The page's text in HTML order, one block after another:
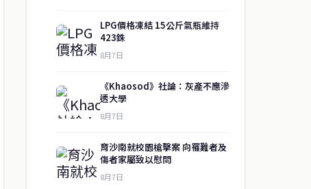
LPG價格凍結 15公斤氣瓶維持
423銖
8月7日
《Khaosod》社論：灰產不應滲
透大學
8月7日
育沙南就校園槍擊案 向罹難者及
傷者家屬致以慰問
8月7日